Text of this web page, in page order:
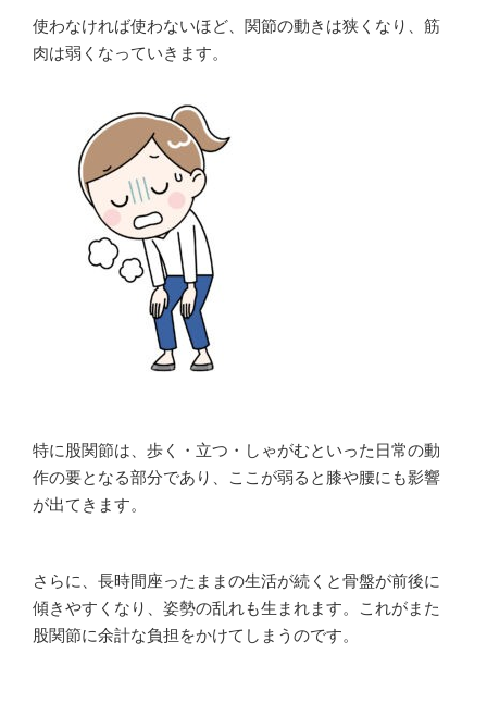
使わなければ使わないほど、関節の動きは狭くなり、筋
肉は弱くなっていきます。
特に股関節は、歩く・立つ・しゃがむといった日常の動
作の要となる部分であり、ここが弱ると膝や腰にも影響
が出てきます。
さらに、長時間座ったままの生活が続くと骨盤が前後に
傾きやすくなり、姿勢の乱れも生まれます。これがまた
股関節に余計な負担をかけてしまうのです。